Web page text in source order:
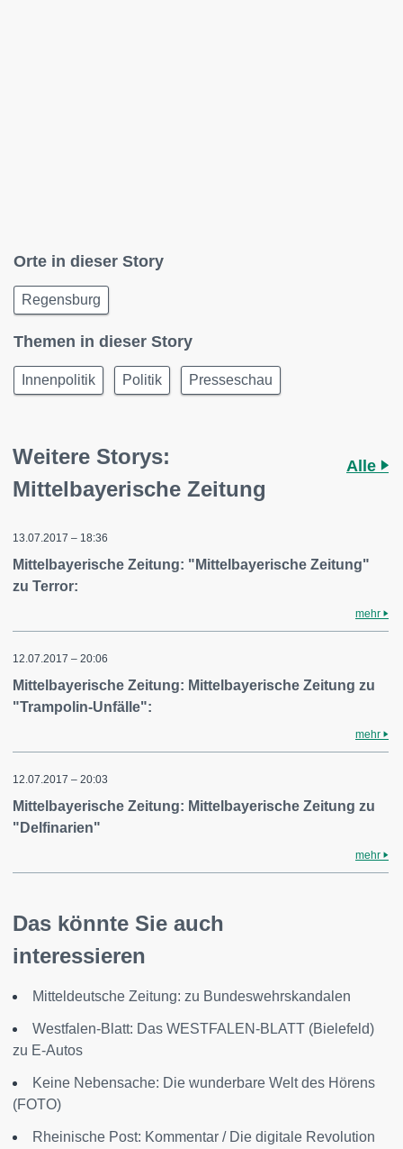
Orte in dieser Story
Regensburg
Themen in dieser Story
Innenpolitik Politik Presseschau
Weitere Storys:
Mittelbayerische Zeitung
Alle
13.07.2017 – 18:36
Mittelbayerische Zeitung: "Mittelbayerische Zeitung"
zu Terror:
mehr
12.07.2017 – 20:06
Mittelbayerische Zeitung: Mittelbayerische Zeitung zu
"Trampolin-Unfälle":
mehr
12.07.2017 – 20:03
Mittelbayerische Zeitung: Mittelbayerische Zeitung zu
"Delfinarien"
mehr
Das könnte Sie auch
interessieren
Mitteldeutsche Zeitung: zu Bundeswehrskandalen
Westfalen-Blatt: Das WESTFALEN-BLATT (Bielefeld)
zu E-Autos
Keine Nebensache: Die wunderbare Welt des Hörens
(FOTO)
Rheinische Post: Kommentar / Die digitale Revolution